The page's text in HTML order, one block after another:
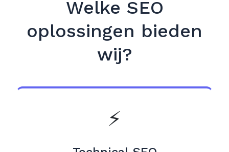
Welke SEO
oplossingen bieden
wij?
⚡